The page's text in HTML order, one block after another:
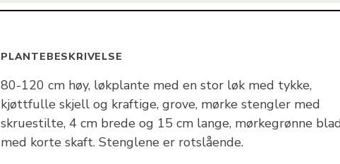
PLANTEBESKRIVELSE
80-120 cm høy, løkplante med en stor løk med tykke,
kjøttfulle skjell og kraftige, grove, mørke stengler med
skruestilte, 4 cm brede og 15 cm lange, mørkegrønne
med korte skaft. Stenglene er rotslående.